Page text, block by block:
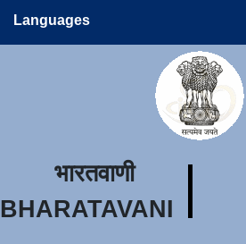
Languages
भारतवाणी
BHARATAVANI